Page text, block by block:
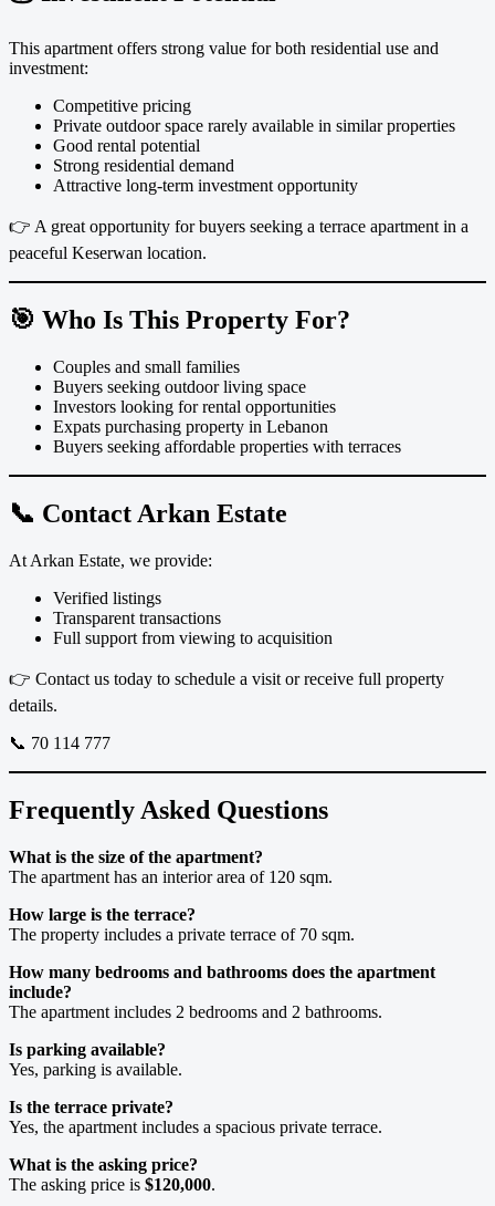
This apartment offers strong value for both residential use and
investment:
Competitive pricing
Private outdoor space rarely available in similar properties
Good rental potential
Strong residential demand
Attractive long-term investment opportunity
👉 A great opportunity for buyers seeking a terrace apartment in a
peaceful Keserwan location.
🎯 Who Is This Property For?
Couples and small families
Buyers seeking outdoor living space
Investors looking for rental opportunities
Expats purchasing property in Lebanon
Buyers seeking affordable properties with terraces
📞 Contact Arkan Estate
At Arkan Estate, we provide:
Verified listings
Transparent transactions
Full support from viewing to acquisition
👉 Contact us today to schedule a visit or receive full property
details.
📞 70 114 777
Frequently Asked Questions
What is the size of the apartment?
The apartment has an interior area of 120 sqm.
How large is the terrace?
The property includes a private terrace of 70 sqm.
How many bedrooms and bathrooms does the apartment
include?
The apartment includes 2 bedrooms and 2 bathrooms.
Is parking available?
Yes, parking is available.
Is the terrace private?
Yes, the apartment includes a spacious private terrace.
What is the asking price?
The asking price is $120,000.